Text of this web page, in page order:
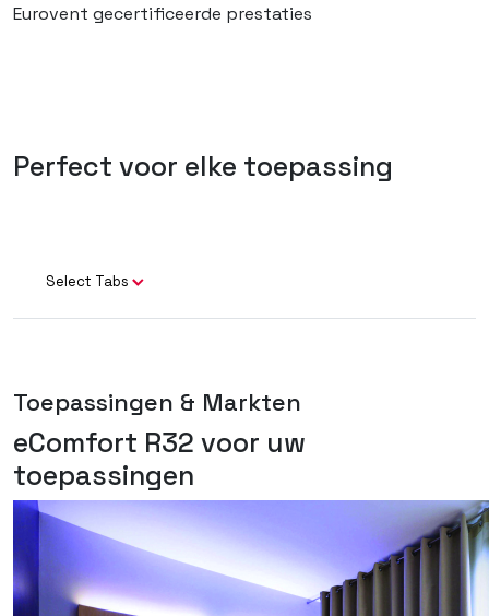
Eurovent gecertificeerde prestaties
Perfect voor elke toepassing
Select Tabs
Toepassingen & Markten
eComfort R32 voor uw
toepassingen